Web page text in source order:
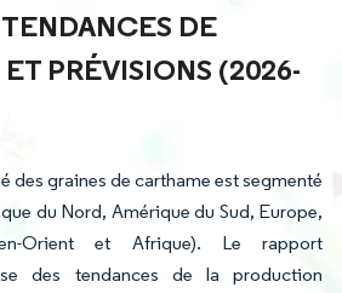
DE
PRÉVISIONS (2026-
des graines de carthame est segmenté
du Nord, Amérique du Sud, Europe,
Orient et Afrique). Le rapport
des tendances de la production